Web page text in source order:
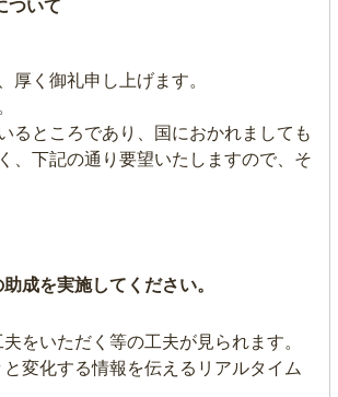
ついて
く御礼申し上げます。
ところであり、国におかれましても
、下記の通り要望いたしますので、そ
成を実施してください。
をいただく等の工夫が見られます。
変化する情報を伝えるリアルタイム